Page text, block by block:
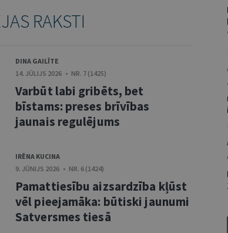
RAKSTI
DINA GAILĪTE
14. JŪLIJS 2026 • NR. 7 (1425)
Varbūt labi gribēts, bet
bīstams: preses brīvības
jaunais regulējums
IRĒNA KUCINA
9. JŪNIJS 2026 • NR. 6 (1424)
Pamattiesību aizsardzība kļūst
vēl pieejamāka: būtiski jaunumi
Satversmes tiesā